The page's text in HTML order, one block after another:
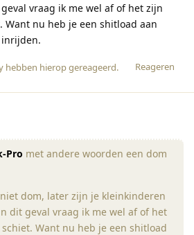
vraag ik me wel af of het zijn
nu heb je een shitload aan
inrijden.
Reageren
hebben hierop gereageerd.
Pro met andere woorden een dom
dom, later zijn je kleinkinderen
dit geval vraag ik me wel af of het
Want nu heb je een shitload